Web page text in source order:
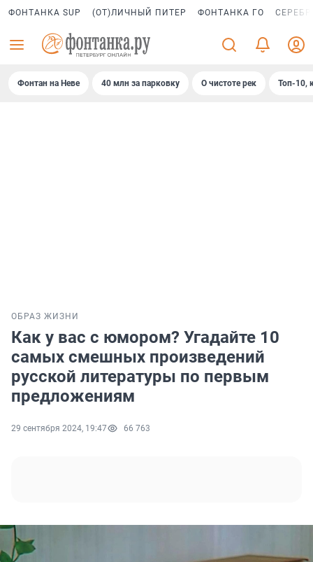
ФОНТАНКА SUP (ОТ)ЛИЧНЫЙ ПИТЕР ФОНТАНКА ГО
Фонтан на Неве 40 млн за парковку О чистоте рек Топ-10,
ОБРАЗ ЖИЗНИ
Как у вас с юмором? Угадайте 10
самых смешных произведений
русской литературы по первым
предложениям
29 сентября 2024, 19:47 66 763